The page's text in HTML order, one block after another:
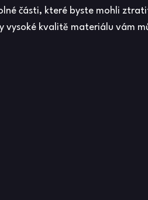
části, které byste mohli
vysoké kvalitě materiálu vám